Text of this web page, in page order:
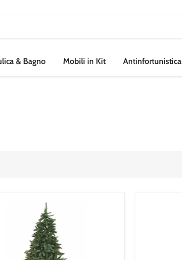
& Bagno Mobili in Kit Antinfortunistica